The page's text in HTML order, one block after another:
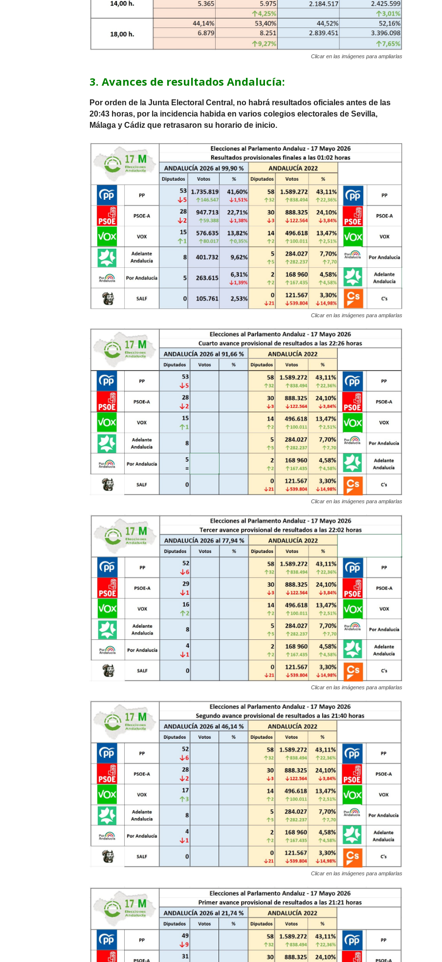
Clicar en las imágenes para ampliarlas
3. Avances de resultados Andalucía:
Por orden de la Junta Electoral Central, no habrá resultados oficiales antes de las
20:43 horas, por la incidencia habida en varios colegios electorales de Sevilla,
Málaga y Cádiz que retrasaron su horario de inicio.
Clicar en las imágenes para ampliarlas
Clicar en las imágenes para ampliarlas
Clicar en las imágenes para ampliarlas
Clicar en las imágenes para ampliarlas